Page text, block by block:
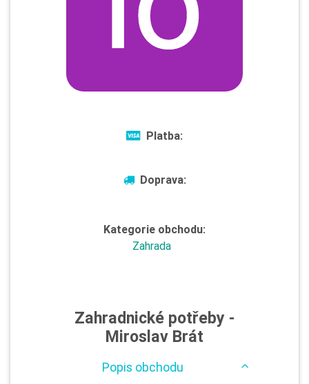
Platba:
Doprava:
Kategorie obchodu:
Zahrada
Zahradnické potřeby -
Miroslav Brát
Popis obchodu